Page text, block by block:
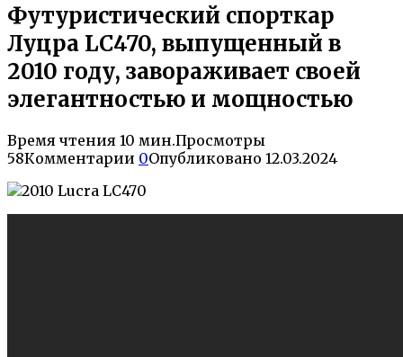
Футуристический спорткар
Луцра LC470, выпущенный в
2010 году, завораживает своей
элегантностью и мощностью
Время чтения 10 мин.Просмотры
58Комментарии 0Опубликовано 12.03.2024